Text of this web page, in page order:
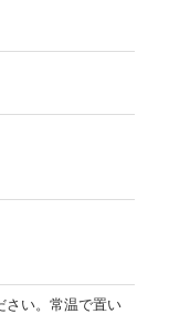
さい。常温で置い